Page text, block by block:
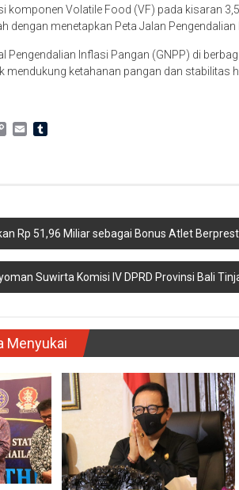
komponen Volatile Food (VF) pada kisaran
dengan menetapkan Peta Jalan Pengendalian
Pengendalian Inflasi Pangan (GNPP) di
mendukung ketahanan pangan dan stabilitas
Copy Email
Rp 51,96 Miliar sebagai Bonus Atlet
Suwirta Komisi IV DPRD Provinsi Bali
Menyukai